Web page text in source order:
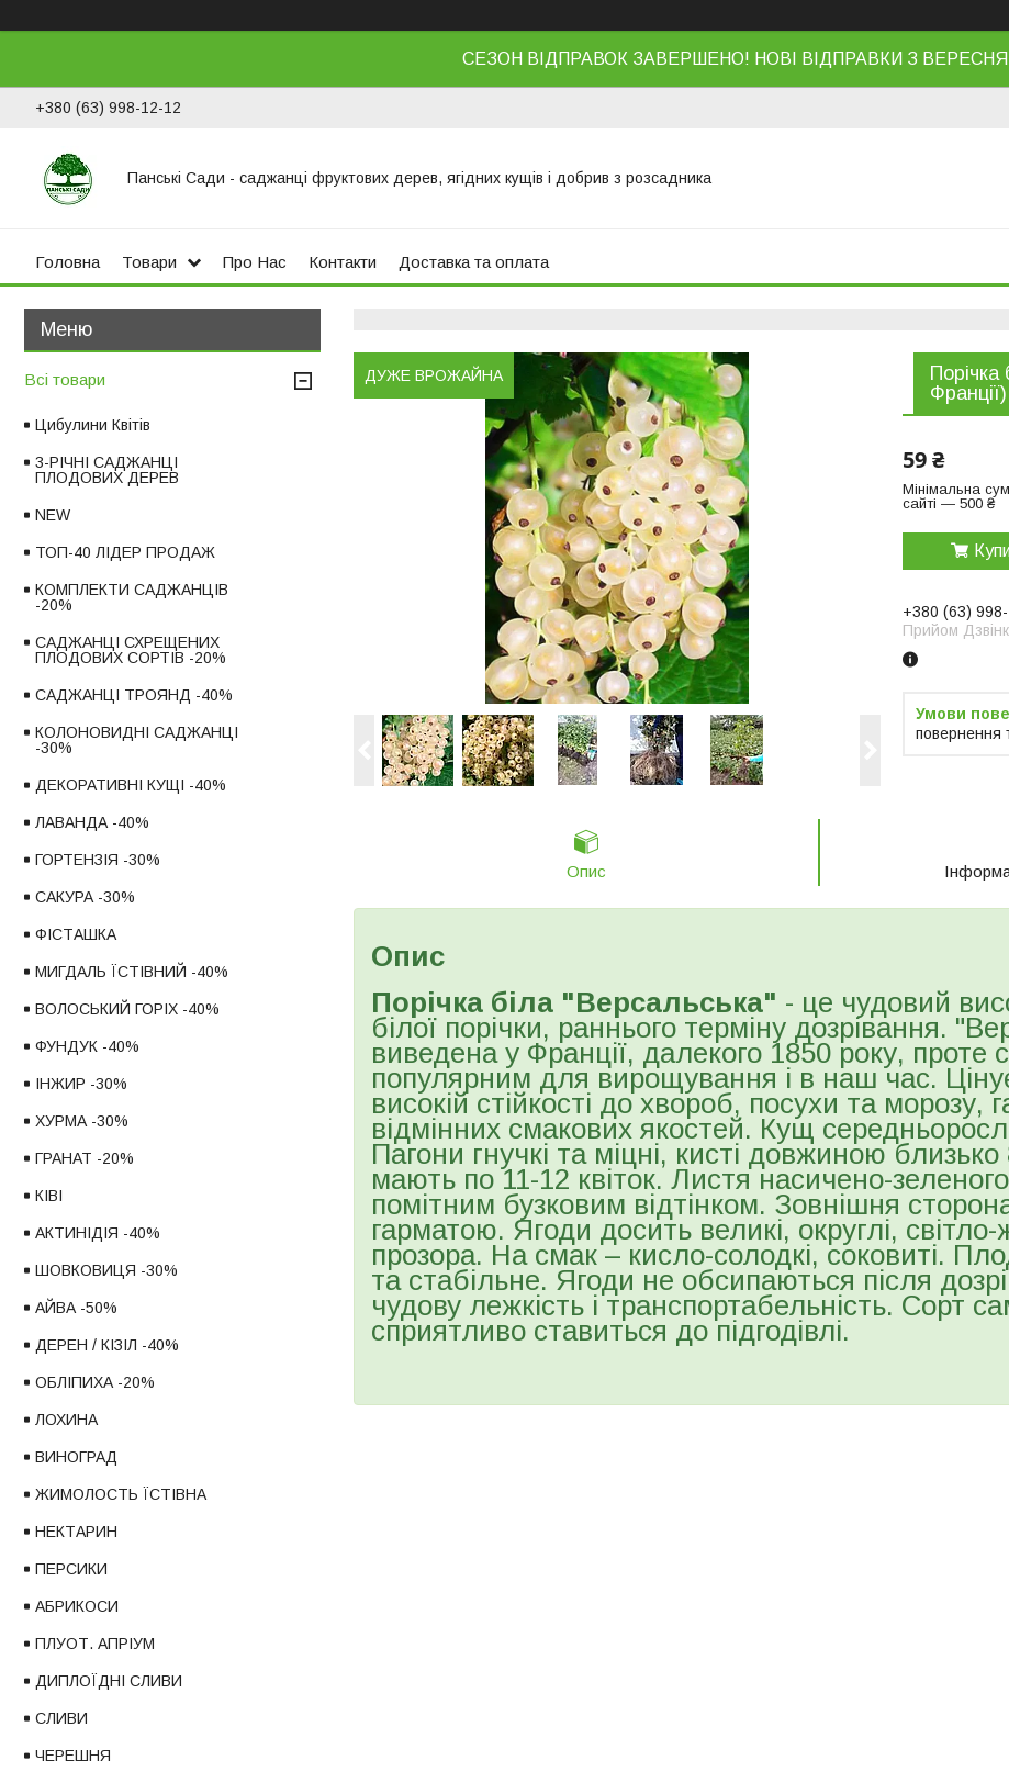
СЕЗОН ВІДПРАВОК ЗАВЕРШЕНО! НОВІ ВІДПРАВКИ З
+380 (63) 998-12-12
Панські Сади - саджанці фруктових дерев, ягідних кущів і добрив з розсадника
Головна Товари Про Нас Контакти Доставка та оплата
ДУЖЕ ВРОЖАЙНА
Франції)
59 ₴
Мінімальна
сайті — 500 ₴
+380 (63)
Прийом
повернення
Опис
Опис
Порічка біла "Версальська" - це чудовий
білої порічки, раннього терміну дозрівання.
виведена у Франції, далекого 1850 року, проте
популярним для вирощування і в наш час.
високій стійкості до хвороб, посухи та морозу,
відмінних смакових якостей. Кущ
Пагони гнучкі та міцні, кисті довжиною
мають по 11-12 квіток. Листя насичено-
помітним бузковим відтінком. Зовнішня
гарматою. Ягоди досить великі, округлі,
прозора. На смак – кисло-солодкі, соковиті.
та стабільне. Ягоди не обсипаються після
чудову лежкість і транспортабельність. Сорт
сприятливо ставиться до підгодівлі.
Всі товари
Цибулини Квітів
3-РІЧНІ САДЖАНЦІ
ПЛОДОВИХ ДЕРЕВ
NEW
ТОП-40 ЛІДЕР ПРОДАЖ
КОМПЛЕКТИ САДЖАНЦІВ
-20%
САДЖАНЦІ СХРЕЩЕНИХ
ПЛОДОВИХ СОРТІВ -20%
САДЖАНЦІ ТРОЯНД -40%
КОЛОНОВИДНІ САДЖАНЦІ
-30%
ДЕКОРАТИВНІ КУЩІ -40%
ЛАВАНДА -40%
ГОРТЕНЗІЯ -30%
САКУРА -30%
ФІСТАШКА
МИГДАЛЬ ЇСТІВНИЙ -40%
ВОЛОСЬКИЙ ГОРІХ -40%
ФУНДУК -40%
ІНЖИР -30%
ХУРМА -30%
ГРАНАТ -20%
КІВІ
АКТИНІДІЯ -40%
ШОВКОВИЦЯ -30%
АЙВА -50%
ДЕРЕН / КІЗІЛ -40%
ОБЛІПИХА -20%
ЛОХИНА
ВИНОГРАД
ЖИМОЛОСТЬ ЇСТІВНА
НЕКТАРИН
ПЕРСИКИ
АБРИКОСИ
ПЛУОТ. АПРІУМ
ДИПЛОЇДНІ СЛИВИ
СЛИВИ
ЧЕРЕШНЯ